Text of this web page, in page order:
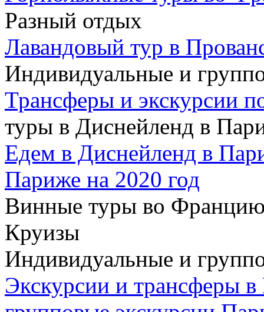
Разный отдых
Лавандовый тур в
Индивидуальные и
Трансферы и экскурсии
туры в Диснейленд в
Едем в Диснейленд в
Париже на 2020 год
Винные туры во
Круизы
Индивидуальные и
Экскурсии и трансферы